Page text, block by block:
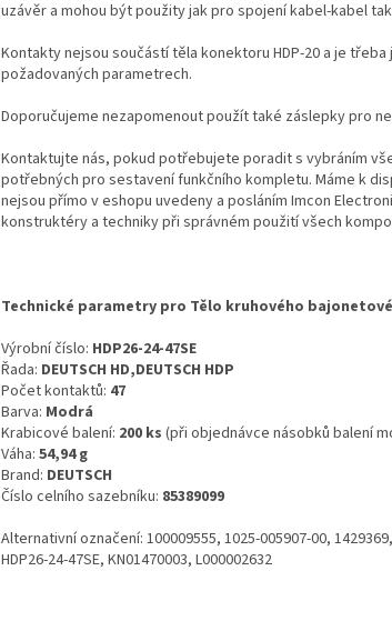
uzávěr a mohou být použity jak pro spojení kabel-kabel
Kontakty nejsou součástí těla konektoru HDP-20 a je
požadovaných parametrech.
Doporučujeme nezapomenout použít také záslepky pro
Kontaktujte nás, pokud potřebujete poradit s vybráním
potřebných pro sestavení funkčního kompletu. Máme k
nejsou přímo v eshopu uvedeny a posláním Imcon
konstruktéry a techniky při správném použití všech
Technické parametry pro Tělo kruhového
Výrobní číslo: HDP26-24-47SE
Řada: DEUTSCH HD,DEUTSCH HDP
Počet kontaktů: 47
Barva: Modrá
Krabicové balení: 200 ks (při objednávce násobků balení
Váha: 54,94 g
Brand: DEUTSCH
Číslo celního sazebníku: 85389099
Alternativní označení: 100009555, 1025-005907-00,
HDP26-24-47SE, KN01470003, L000002632